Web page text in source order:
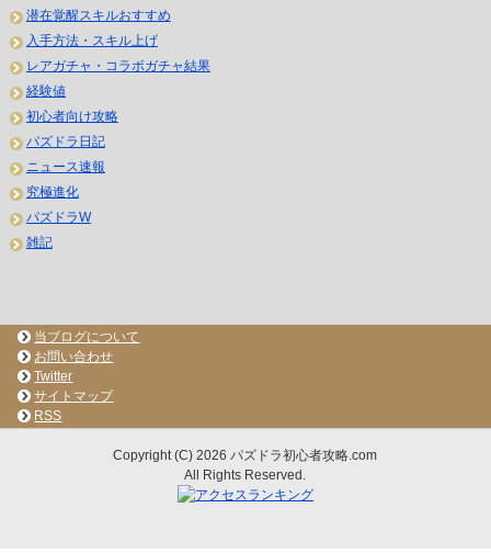
潜在覚醒スキルおすすめ
入手方法・スキル上げ
レアガチャ・コラボガチャ結果
経験値
初心者向け攻略
パズドラ日記
ニュース速報
究極進化
パズドラW
雑記
当ブログについて
お問い合わせ
Twitter
サイトマップ
RSS
Copyright (C) 2026 パズドラ初心者攻略.com
All Rights Reserved.